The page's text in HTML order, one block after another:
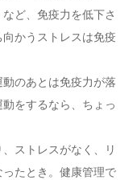
ど、免疫力を低下さ
かうストレスは免疫
のあとは免疫力が落
をするなら、ちょっ
ストレスがなく、リ
たとき。健康管理で